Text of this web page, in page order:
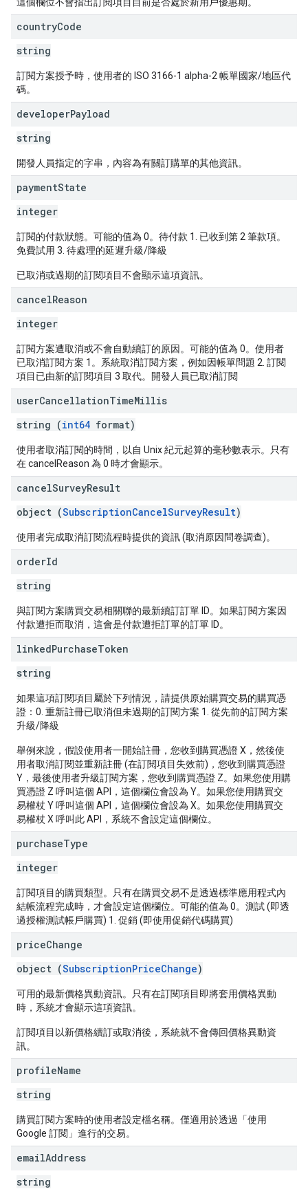
countryCode
string
訂閱方案授予時，使用者的 ISO 3166-1 alpha-2 帳單國家/地區代
碼。
developerPayload
string
開發人員指定的字串，內容為有關訂購單的其他資訊。
paymentState
integer
訂閱的付款狀態。可能的值為 0。待付款 1. 已收到第 2 筆款項。
免費試用 3. 待處理的延遲升級/降級
已取消或過期的訂閱項目不會顯示這項資訊。
cancelReason
integer
訂閱方案遭取消或不會自動續訂的原因。可能的值為 0。使用者
已取消訂閱方案 1。系統取消訂閱方案，例如因帳單問題 2. 訂閱
項目已由新的訂閱項目 3 取代。開發人員已取消訂閱
userCancellationTimeMillis
string (int64 format)
使用者取消訂閱的時間，以自 Unix 紀元起算的毫秒數表示。只有
在 cancelReason 為 0 時才會顯示。
cancelSurveyResult
object (SubscriptionCancelSurveyResult)
使用者完成取消訂閱流程時提供的資訊 (取消原因問卷調查)。
orderId
string
與訂閱方案購買交易相關聯的最新續訂訂單 ID。如果訂閱方案因
付款遭拒而取消，這會是付款遭拒訂單的訂單 ID。
linkedPurchaseToken
string
如果這項訂閱項目屬於下列情況，請提供原始購買交易的購買憑
證：0. 重新註冊已取消但未過期的訂閱方案 1. 從先前的訂閱方案
升級/降級
舉例來說，假設使用者一開始註冊，您收到購買憑證 X，然後使
用者取消訂閱並重新註冊 (在訂閱項目失效前)，您收到購買憑證
Y，最後使用者升級訂閱方案，您收到購買憑證 Z。如果您使用購
買憑證 Z 呼叫這個 API，這個欄位會設為 Y。如果您使用購買交
易權杖 Y 呼叫這個 API，這個欄位會設為 X。如果您使用購買交
易權杖 X 呼叫此 API，系統不會設定這個欄位。
purchaseType
integer
訂閱項目的購買類型。只有在購買交易不是透過標準應用程式內
結帳流程完成時，才會設定這個欄位。可能的值為 0。測試 (即透
過授權測試帳戶購買) 1. 促銷 (即使用促銷代碼購買)
priceChange
object (SubscriptionPriceChange)
可用的最新價格異動資訊。只有在訂閱項目即將套用價格異動
時，系統才會顯示這項資訊。
訂閱項目以新價格續訂或取消後，系統就不會傳回價格異動資
訊。
profileName
string
購買訂閱方案時的使用者設定檔名稱。僅適用於透過「使用
Google 訂閱」進行的交易。
emailAddress
string